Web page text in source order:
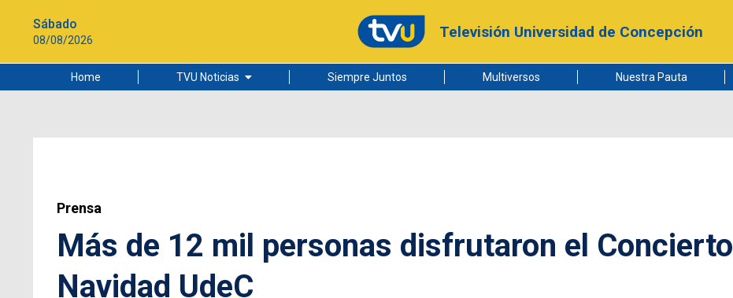
Sábado
08/08/2026 Televisión Universidad de Concepción
Home TVU Noticias
Ciudad
Siempre Juntos Multiversos Nuestra Pauta
Prensa
Más de 12 mil personas disfrutaron el Concierto
Navidad UdeC